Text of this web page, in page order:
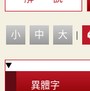
小 中 大 |
異體字